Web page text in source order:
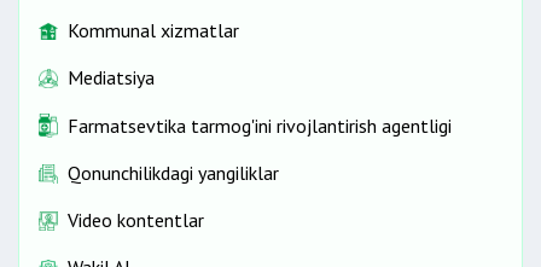
Kommunal xizmatlar
Mediatsiya
Farmatsevtika tarmog'ini rivojlantirish agentligi
Qonunchilikdagi yangiliklar
Video kontentlar